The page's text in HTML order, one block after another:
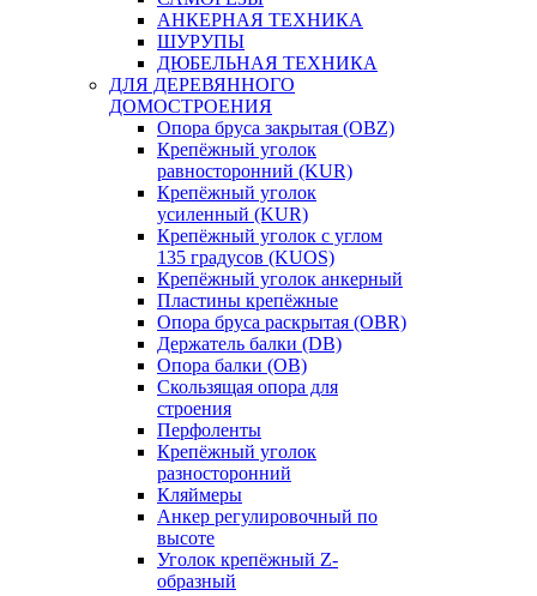
АНКЕРНАЯ ТЕХНИКА
ШУРУПЫ
ДЮБЕЛЬНАЯ ТЕХНИКА
ДЛЯ ДЕРЕВЯННОГО
ДОМОСТРОЕНИЯ
Опора бруса закрытая (OBZ)
Крепёжный уголок
равносторонний (KUR)
Крепёжный уголок
усиленный (KUR)
Крепёжный уголок с углом
135 градусов (KUOS)
Крепёжный уголок анкерный
Пластины крепёжные
Опора бруса раскрытая (OBR)
Держатель балки (DB)
Опора балки (ОВ)
Скользящая опора для
строения
Перфоленты
Крепёжный уголок
разносторонний
Кляймеры
Анкер регулировочный по
высоте
Уголок крепёжный Z-
образный